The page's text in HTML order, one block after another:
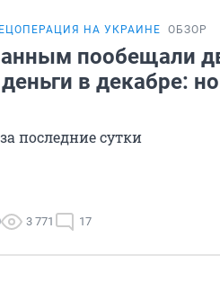
НА УКРАИНЕ ОБЗОР
пообещали
в декабре:
последние сутки
3 771 17